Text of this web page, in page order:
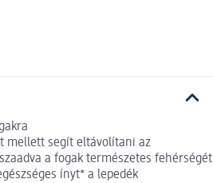
mellett segít eltávolítani az
a fogak természetes fehérségét
ínyt* a lepedék